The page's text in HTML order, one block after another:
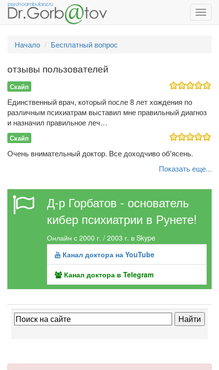
Начало
Бесплатный вопрос
отзывы пользователей
Скайп
Единственный врач, который после 8 лет хождения по
различным психиатрам выставил мне правильный диагноз
и назначил правильное леч…
Скайп
Очень внимательный доктор. Все доходчиво об'ясень.
Показать еще...
Д-р Горбатов - основатель
кибер психиатрии в Рунете!
Онлайн с 2000 г. / 2003 г. в Skype
Канал доктора на YouTube
Канал доктора в Telegram